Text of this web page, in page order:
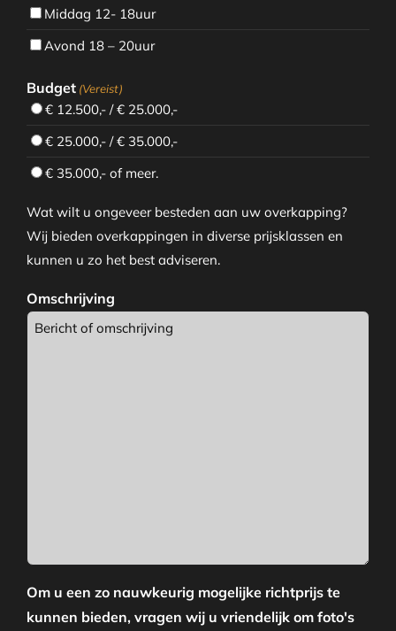
Middag 12- 18uur
Avond 18 – 20uur
Budget (Vereist)
€ 12.500,- / € 25.000,-
€ 25.000,- / € 35.000,-
€ 35.000,- of meer.
Wat wilt u ongeveer besteden aan uw overkapping?
Wij bieden overkappingen in diverse prijsklassen en
kunnen u zo het best adviseren.
Omschrijving
Om u een zo nauwkeurig mogelijke richtprijs te
kunnen bieden, vragen wij u vriendelijk om foto's